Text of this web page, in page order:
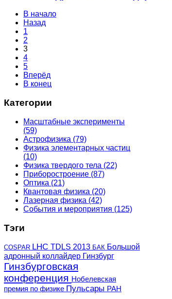
В начало
Назад
1
2
3
4
5
Вперёд
В конец
Категории
Масштабные эксперименты
(59)
Астрофизика (79)
Физика элементарных частиц
(10)
Физика твердого тела (22)
Приборостроение (87)
Оптика (21)
Квантовая физика (20)
Лазерная физика (42)
События и мероприятия (125)
Тэги
COSPAR LHC TDLS 2013 БАК Большой
адронный коллайдер Гинзбург
Гинзбурговская
конференция Нобелевская
премия по физике Пульсары РАН